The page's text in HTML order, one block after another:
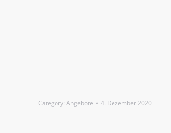
Category: Angebote 4. Dezember 2020